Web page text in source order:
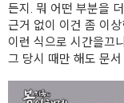
든지. 뭐 어떤 부분을
근거 없이 이건 좀 이
이런 식으로 시간을끄
그 당시 때만 해도 문